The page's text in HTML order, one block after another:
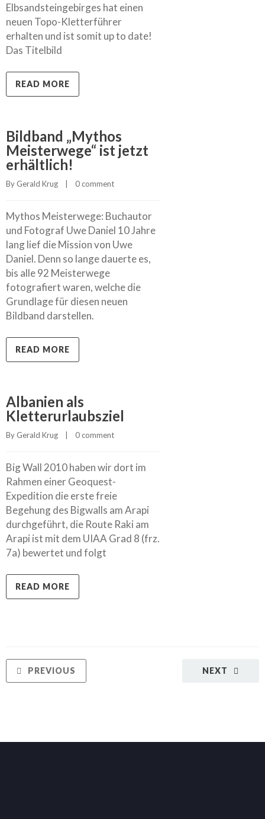
Elbsandsteingebirges hat einen
neuen Topo-Kletterführer
erhalten und ist somit up to date!
Das Titelbild
READ MORE
Bildband „Mythos
Meisterwege“ ist jetzt
erhältlich!
By Gerald Krug 0 comment
Mythos Meisterwege: Buchautor
und Fotograf Uwe Daniel 10 Jahre
lang lief die Mission von Uwe
Daniel. Denn so lange dauerte es,
bis alle 92 Meisterwege
fotografiert waren, welche die
Grundlage für diesen neuen
Bildband darstellen.
READ MORE
Albanien als
Kletterurlaubsziel
By Gerald Krug 0 comment
Big Wall 2010 haben wir dort im
Rahmen einer Geoquest-
Expedition die erste freie
Begehung des Bigwalls am Arapi
durchgeführt, die Route Raki am
Arapi ist mit dem UIAA Grad 8 (frz.
7a) bewertet und folgt
READ MORE
NEXT
PREVIOUS